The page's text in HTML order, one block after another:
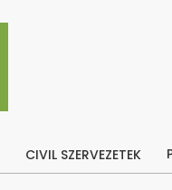
CIVIL SZERVEZETEK